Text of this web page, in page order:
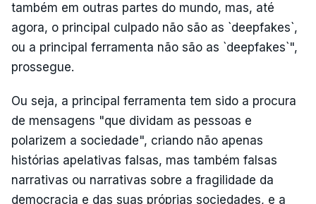
também em outras partes do mundo, mas, até
agora, o principal culpado não são as `deepfakes`,
ou a principal ferramenta não são as `deepfakes`",
prossegue.
Ou seja, a principal ferramenta tem sido a procura
de mensagens "que dividam as pessoas e
polarizem a sociedade", criando não apenas
histórias apelativas falsas, mas também falsas
narrativas ou narrativas sobre a fragilidade da
democracia e das suas próprias sociedades, e a